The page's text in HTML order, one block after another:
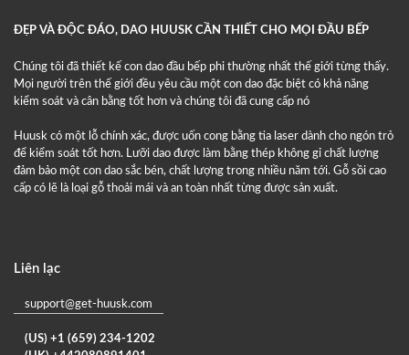
ĐẸP VÀ ĐỘC ĐÁO, DAO HUUSK CẦN THIẾT CHO MỌI ĐẦU BẾP
Chúng tôi đã thiết kế con dao đầu bếp phi thường nhất thế giới từng thấy.
Mọi người trên thế giới đều yêu cầu một con dao đặc biệt có khả năng
kiểm soát và cân bằng tốt hơn và chúng tôi đã cung cấp nó
Huusk có một lỗ chính xác, được uốn cong bằng tia laser dành cho ngón trỏ
để kiểm soát tốt hơn. Lưỡi dao được làm bằng thép không gỉ chất lượng
đảm bảo một con dao sắc bén, chất lượng trong nhiều năm tới. Gỗ sồi cao
cấp có lẽ là loại gỗ thoải mái và an toàn nhất từng được sản xuất.
Liên lạc
support@get-huusk.com
(US) +1 (659) 234-1202